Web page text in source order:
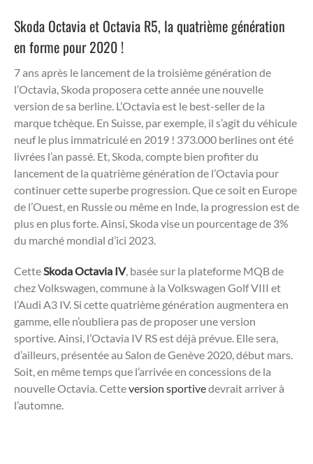
Skoda Octavia et Octavia R5, la quatrième génération
en forme pour 2020 !
7 ans après le lancement de la troisième génération de
l’Octavia, Skoda proposera cette année une nouvelle
version de sa berline. L’Octavia est le best-seller de la
marque tchèque. En Suisse, par exemple, il s’agit du véhicule
neuf le plus immatriculé en 2019 ! 373.000 berlines ont été
livrées l’an passé. Et, Skoda, compte bien profiter du
lancement de la quatrième génération de l’Octavia pour
continuer cette superbe progression. Que ce soit en Europe
de l’Ouest, en Russie ou même en Inde, la progression est de
plus en plus forte. Ainsi, Skoda vise un pourcentage de 3%
du marché mondial d’ici 2023.
CetteSkoda Octavia IV, basée sur la plateforme MQB de
chez Volkswagen, commune à la Volkswagen Golf VIII et
l’Audi A3 IV. Si cette quatrième génération augmentera en
gamme, elle n’oubliera pas de proposer une version
sportive. Ainsi, l’Octavia IV RS est déjà prévue. Elle sera,
d’ailleurs, présentée au Salon de Genève 2020, début mars.
Soit, en même temps que l’arrivée en concessions de la
nouvelle Octavia. Cetteversion sportivedevrait arriver à
l’automne.